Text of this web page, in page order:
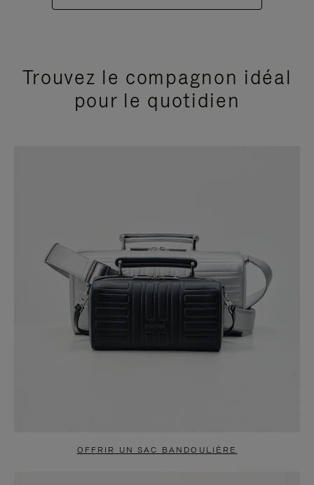
Trouvez le compagnon idéal
pour le quotidien
OFFRIR UN SAC BANDOULIÈRE